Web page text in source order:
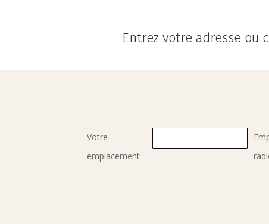
Entrez votre adresse ou
Votre
emplacement